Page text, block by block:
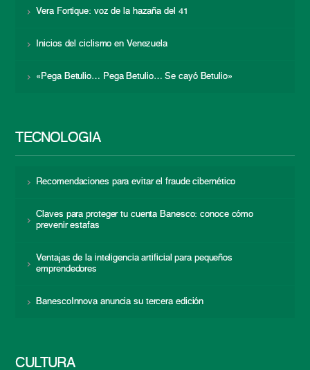
Vera Fortique: voz de la hazaña del 41
Inicios del ciclismo en Venezuela
«Pega Betulio… Pega Betulio… Se cayó Betulio»
TECNOLOGÍA
Recomendaciones para evitar el fraude cibernético
Claves para proteger tu cuenta Banesco: conoce cómo
prevenir estafas
Ventajas de la inteligencia artificial para pequeños
emprendedores
BanescoInnova anuncia su tercera edición
CULTURA